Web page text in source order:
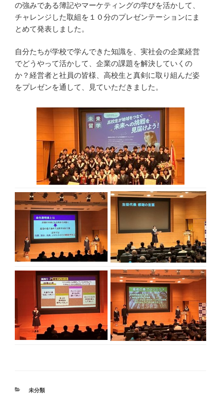
の強みである簿記やマーケティングの学びを活かして、
チャレンジした取組を１０分のプレゼンテーションにま
とめて発表しました。
自分たちが学校で学んできた知識を、実社会の企業経営
でどうやって活かして、企業の課題を解決していくの
か？経営者と社員の皆様、高校生と真剣に取り組んだ姿
をプレゼンを通して、見ていただきました。
カ
未分類